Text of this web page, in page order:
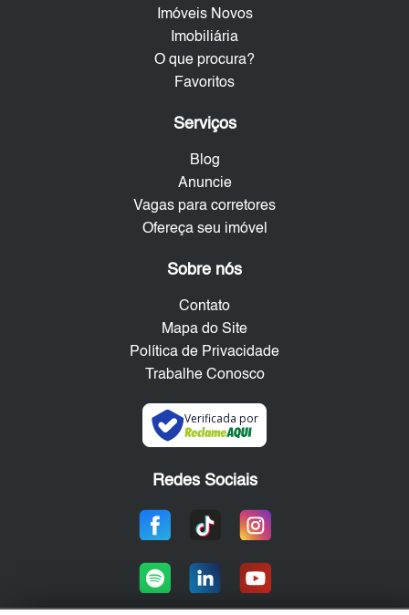
Imóveis Novos
Imobiliária
O que procura?
Favoritos
Serviços
Blog
Anuncie
Vagas para corretores
Ofereça seu imóvel
Sobre nós
Contato
Mapa do Site
Política de Privacidade
Trabalhe Conosco
Verificada por
Redes Sociais